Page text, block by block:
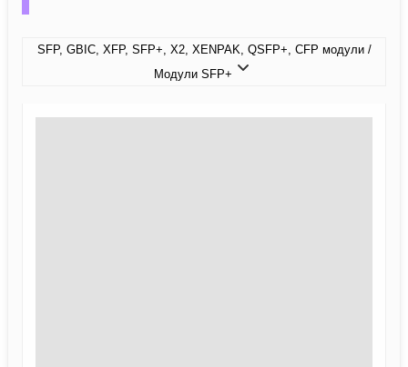
SFP, GBIC, XFP, SFP+, X2, XENPAK, QSFP+, CFP модули /
Модули SFP+